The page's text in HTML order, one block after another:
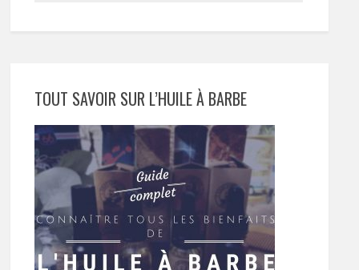
TOUT SAVOIR SUR L’HUILE À BARBE